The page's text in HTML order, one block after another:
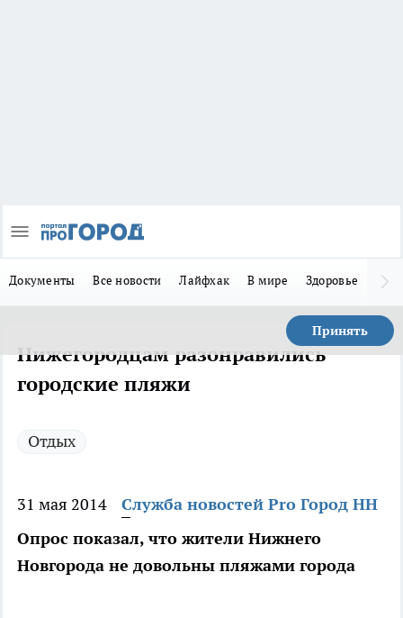
Документы Все новости Лайфхак В мире Здоровье
Принять
Нижегородцам разонравились
городские пляжи
Отдых
31 мая 2014
Служба новостей Pro Город НН
Опрос показал, что жители Нижнего
Новгорода не довольны пляжами города